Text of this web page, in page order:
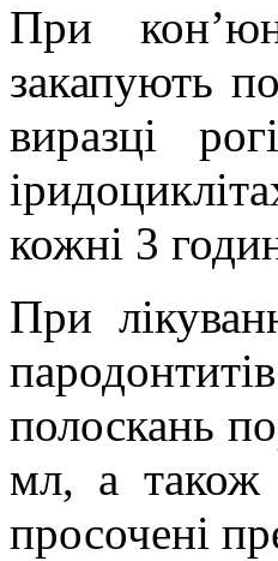
При
закапують
виразці
кожні 3
При
полоскань
мл, а також
просочені